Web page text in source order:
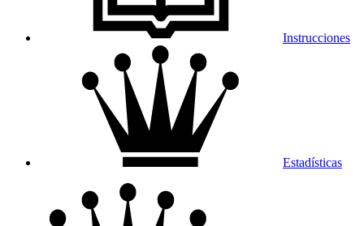
Instrucciones
Estadísticas